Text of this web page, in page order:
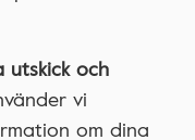
och
vi
om dina